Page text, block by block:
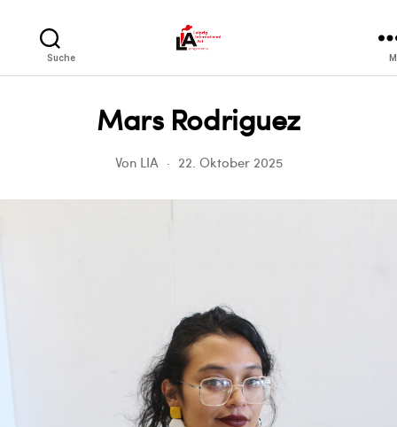
Suche
Mars Rodriguez
Von LIA 22. Oktober 2025